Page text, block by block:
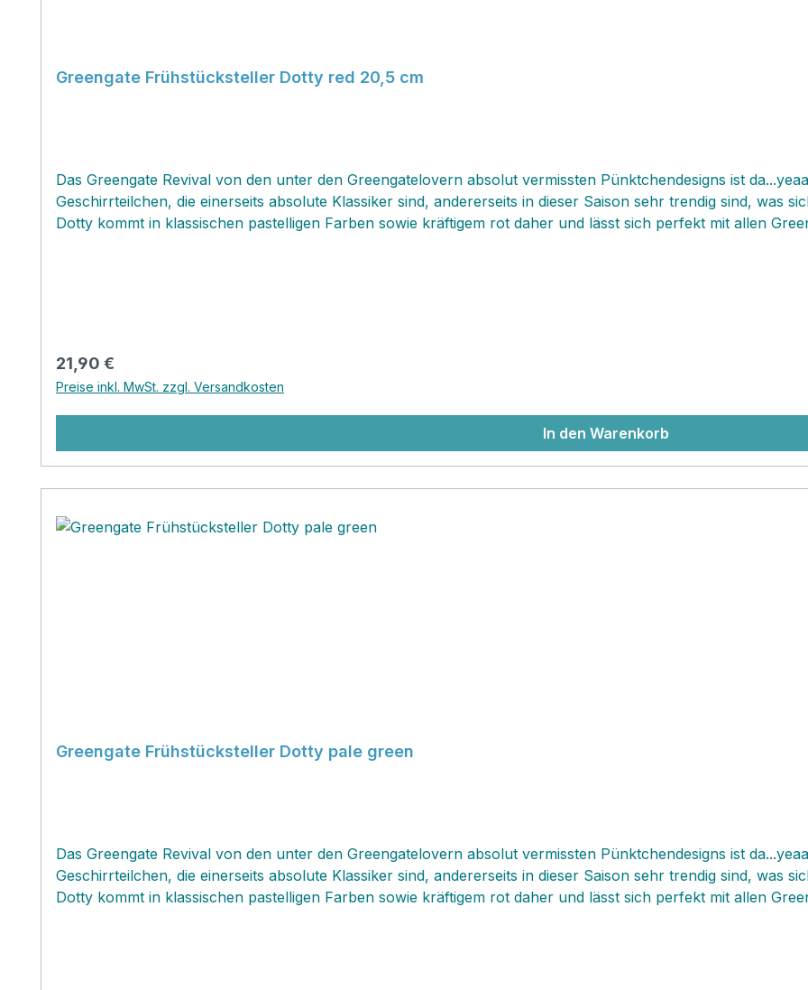
Greengate Frühstücksteller Dotty red 20,5 cm
Das Greengate Revival von den unter den Greengatelovern absolut vermissten Pünktchendesigns ist
Geschirrteilchen, die einerseits absolute Klassiker sind, andererseits in dieser Saison sehr trendig sind, was
Dotty kommt in klassischen pastelligen Farben sowie kräftigem rot daher und lässt sich perfekt mit allen
Regulärer Preis:
21,90 €
Preise inkl. MwSt. zzgl. Versandkosten
In den Warenkorb
Greengate Frühstücksteller Dotty pale green
Das Greengate Revival von den unter den Greengatelovern absolut vermissten Pünktchendesigns ist
Geschirrteilchen, die einerseits absolute Klassiker sind, andererseits in dieser Saison sehr trendig sind, was
Dotty kommt in klassischen pastelligen Farben sowie kräftigem rot daher und lässt sich perfekt mit allen